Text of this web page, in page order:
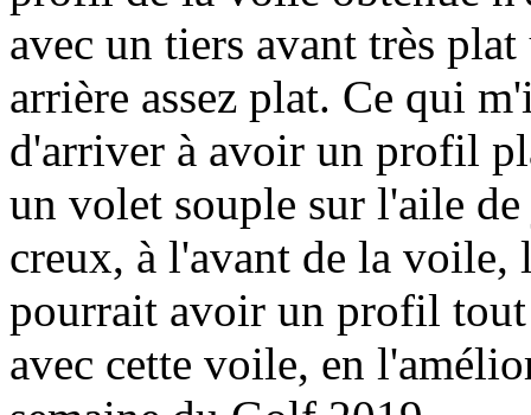
avec un tiers avant très
arrière assez plat. Ce qui
d'arriver à avoir un profil
un volet souple sur l'aile
creux, à l'avant de la voile,
pourrait avoir un profil
avec cette voile, en